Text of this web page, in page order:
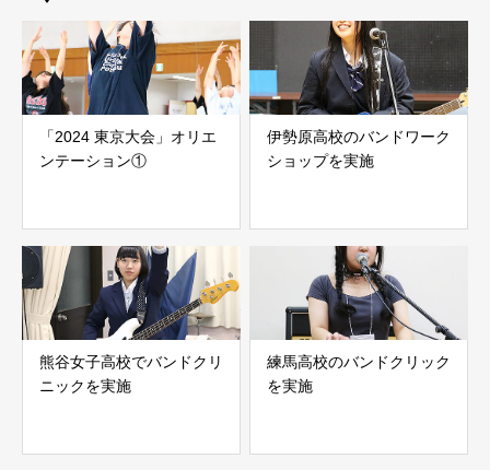
「2024 東京大会」オリエ
ンテーション①
伊勢原高校のバンドワーク
ショップを実施
熊谷女子高校でバンドクリ
ニックを実施
練馬高校のバンドクリック
を実施